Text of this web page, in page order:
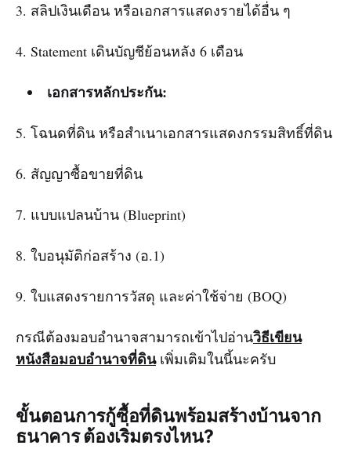
3. สลิปเงินเดือน หรือเอกสารแสดงรายได้อื่น ๆ
4. Statement เดินบัญชีย้อนหลัง 6 เดือน
เอกสารหลักประกัน:
5. โฉนดที่ดิน หรือสำเนาเอกสารแสดงกรรมสิทธิ์ที่ดิน
6. สัญญาซื้อขายที่ดิน
7. แบบแปลนบ้าน (Blueprint)
8. ใบอนุมัติก่อสร้าง (อ.1)
9. ใบแสดงรายการวัสดุ และค่าใช้จ่าย (BOQ)
กรณีต้องมอบอำนาจสามารถเข้าไปอ่านวิธีเขียน
หนังสือมอบอำนาจที่ดินเพิ่มเติมในนี้นะครับ
ขั้นตอนการกู้ซื้อที่ดินพร้อมสร้างบ้านจาก
ธนาคาร ต้องเริ่มตรงไหน?